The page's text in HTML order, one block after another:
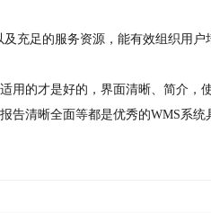
充足的服务资源，能有效组织用
的才是好的，界面清晰、简介，
清晰全面等都是优秀的WMS系统